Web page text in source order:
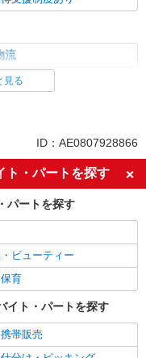
流
あり
見る
ID：AE0807928866
ト・パートを探す
パートを探す
ビューティー
育
イト・パートを探す
帯販売